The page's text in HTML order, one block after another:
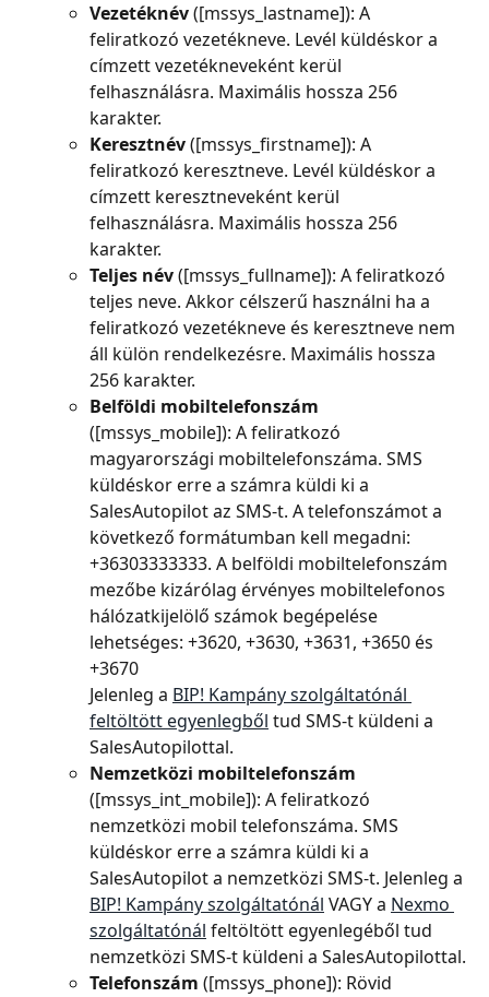
Vezetéknév ([mssys_lastname]): A
feliratkozó vezetékneve. Levél küldéskor a
címzett vezetékneveként kerül
felhasználásra. Maximális hossza 256
karakter.
Keresztnév ([mssys_firstname]): A
feliratkozó keresztneve. Levél küldéskor a
címzett keresztneveként kerül
felhasználásra. Maximális hossza 256
karakter.
Teljes név ([mssys_fullname]): A feliratkozó
teljes neve. Akkor célszerű használni ha a
feliratkozó vezetékneve és keresztneve nem
áll külön rendelkezésre. Maximális hossza
256 karakter.
Belföldi mobiltelefonszám
([mssys_mobile]): A feliratkozó
magyarországi mobiltelefonszáma. SMS
küldéskor erre a számra küldi ki a
SalesAutopilot az SMS-t. A telefonszámot a
következő formátumban kell megadni:
+36303333333. A belföldi mobiltelefonszám
mezőbe kizárólag érvényes mobiltelefonos
hálózatkijelölő számok begépelése
lehetséges: +3620, +3630, +3631, +3650 és
+3670
Jelenleg a BIP! Kampány szolgáltatónál
feltöltött egyenlegből tud SMS-t küldeni a
SalesAutopilottal.
Nemzetközi mobiltelefonszám
([mssys_int_mobile]): A feliratkozó
nemzetközi mobil telefonszáma. SMS
küldéskor erre a számra küldi ki a
SalesAutopilot a nemzetközi SMS-t. Jelenleg a
BIP! Kampány szolgáltatónál VAGY a Nexmo
szolgáltatónál feltöltött egyenlegéből tud
nemzetközi SMS-t küldeni a SalesAutopilottal.
Telefonszám ([mssys_phone]): Rövid